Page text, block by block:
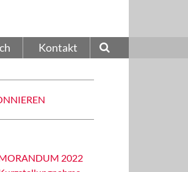
Kontakt
2022